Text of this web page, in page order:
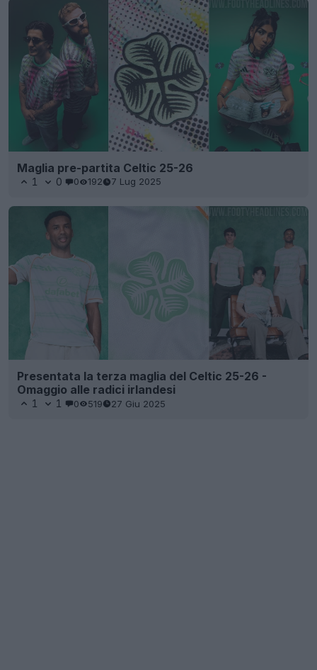
Maglia pre-partita Celtic 25-26
1 0 0 192 7 Lug 2025
Presentata la terza maglia del Celtic 25-26 -
Omaggio alle radici irlandesi
1 1 0 519 27 Giu 2025